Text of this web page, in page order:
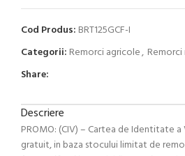
Cod Produs: BRT125GCF-I
Categorii: Remorci agricole,
Share:
Descriere
PROMO: (CIV) – Cartea de Identitate
gratuit, in baza stocului limitat de